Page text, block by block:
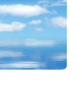
Consequences
Origins Not